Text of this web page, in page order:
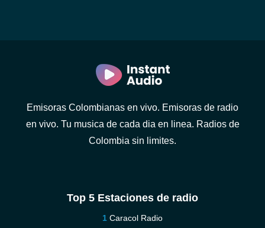
Emisoras Colombianas en vivo. Emisoras de radio
en vivo. Tu musica de cada dia en linea. Radios de
Colombia sin limites.
Top 5 Estaciones de radio
Caracol Radio